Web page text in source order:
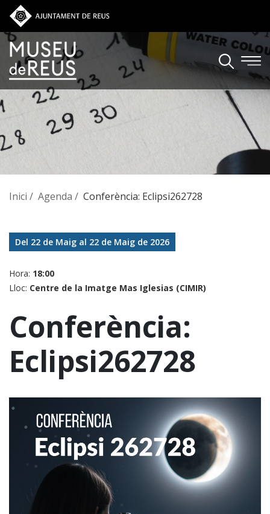
Vés al contingut
Inici Agenda Conferència: Eclipsi262728
Del 22 de Maig al 22 de Maig de 2026
Hora: 18:00
Lloc: Centre de la Imatge Mas Iglesias (CIMIR)
Conferència:
Eclipsi262728